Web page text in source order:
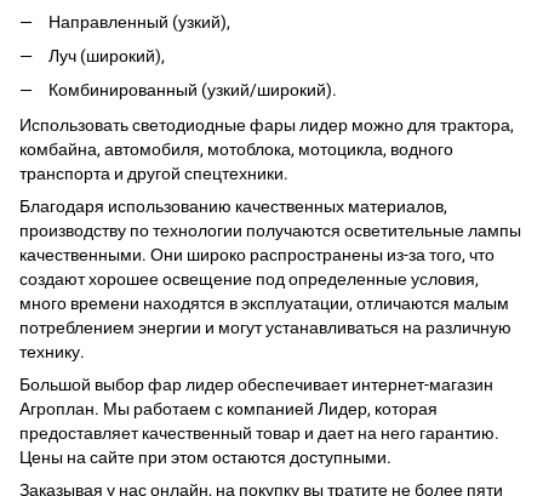
Направленный (узкий),
Луч (широкий),
Комбинированный (узкий/широкий).
Использовать светодиодные фары лидер можно для трактора,
комбайна, автомобиля, мотоблока, мотоцикла, водного
транспорта и другой спецтехники.
Благодаря использованию качественных материалов,
производству по технологии получаются осветительные лампы
качественными. Они широко распространены из-за того, что
создают хорошее освещение под определенные условия,
много времени находятся в эксплуатации, отличаются малым
потреблением энергии и могут устанавливаться на различную
технику.
Большой выбор фар лидер обеспечивает интернет-магазин
Агроплан. Мы работаем с компанией Лидер, которая
предоставляет качественный товар и дает на него гарантию.
Цены на сайте при этом остаются доступными.
Заказывая у нас онлайн, на покупку вы тратите не более пяти